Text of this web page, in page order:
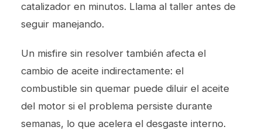
catalizador en minutos. Llama al taller antes de
seguir manejando.
Un misfire sin resolver también afecta el
cambio de aceite indirectamente: el
combustible sin quemar puede diluir el aceite
del motor si el problema persiste durante
semanas, lo que acelera el desgaste interno.